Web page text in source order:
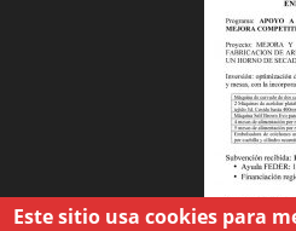
Este sitio usa cookies para